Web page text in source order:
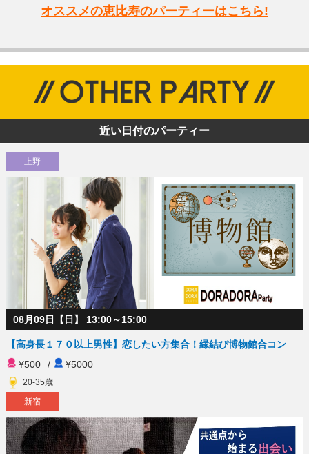
オススメの恵比寿のパーティーはこちら!
近い日付のパーティー
上野
08月09日【日】 13:00～15:00
【高身長１７０以上男性】恋したい方集合！縁結び博物館合コン
¥500
/ ¥5000
20-35歳
新宿